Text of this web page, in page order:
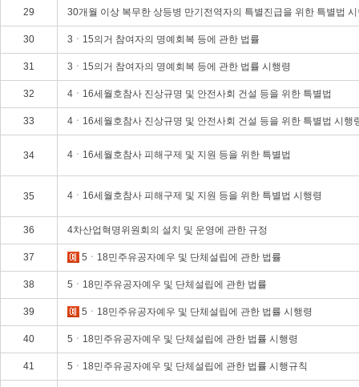
29 30개월 이상 복무한 상등병 만기전역자의 특별진급을 위한 특별법
30 3ㆍ15의거 참여자의 명예회복 등에 관한 법률
31 3ㆍ15의거 참여자의 명예회복 등에 관한 법률 시행령
32 4ㆍ16세월호참사 진상규명 및 안전사회 건설 등을 위한 특별법
33 4ㆍ16세월호참사 진상규명 및 안전사회 건설 등을 위한 특별법 시행
34 4ㆍ16세월호참사 피해구제 및 지원 등을 위한 특별법
35 4ㆍ16세월호참사 피해구제 및 지원 등을 위한 특별법 시행령
36 4차산업혁명위원회의 설치 및 운영에 관한 규정
37 5ㆍ18민주유공자예우 및 단체설립에 관한 법률
38 5ㆍ18민주유공자예우 및 단체설립에 관한 법률
39 5ㆍ18민주유공자예우 및 단체설립에 관한 법률 시행령
40 5ㆍ18민주유공자예우 및 단체설립에 관한 법률 시행령
41 5ㆍ18민주유공자예우 및 단체설립에 관한 법률 시행규칙